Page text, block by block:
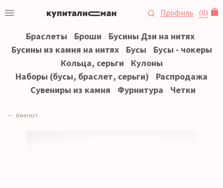
Профиль (0)
Браслеты Броши
Бусины Дзи на нитях
Бусины из камня на нитях
Бусы
Бусы - чокеры
Кольца, серьги
Кулоны
Наборы (бусы, браслет, серьги)
Распродажа
Сувениры из камня
Фурнитура Четки
Аметист